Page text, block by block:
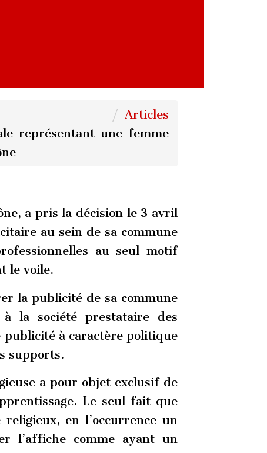
Articles
représentant une femme
a pris la décision le 3 avril
au sein de sa commune
au seul motif
le voile.
la publicité de sa commune
la société prestataire des
publicité à caractère politique
supports.
a pour objet exclusif de
Le seul fait que
en l’occurrence un
l’affiche comme ayant un